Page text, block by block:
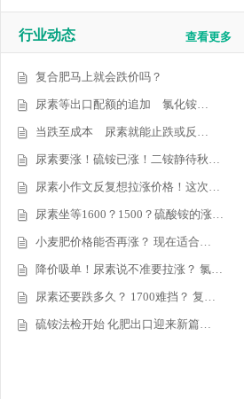
行业动态 查看更多
复合肥马上就会跌价吗？
尿素等出口配额的追加 氯化铵…
当跌至成本 尿素就能止跌或反…
尿素要涨！硫铵已涨！二铵静待秋…
尿素小作文反复想拉涨价格！这次…
尿素坐等1600？1500？硫酸铵的涨…
小麦肥价格能否再涨？ 现在适合…
降价吸单！尿素说不准要拉涨？ 氯…
尿素还要跌多久？ 1700难挡？ 复…
硫铵法检开始 化肥出口迎来新篇…